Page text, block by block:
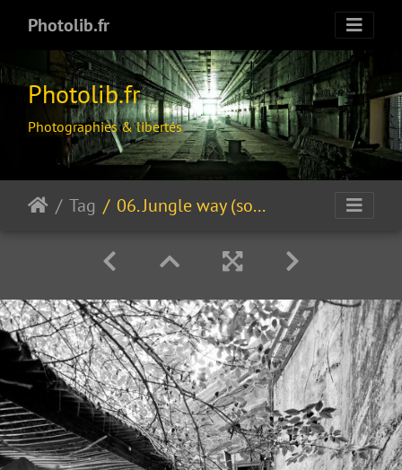
Photolib.fr
Photolib.fr
Photographies & libertés
Tag 06. Jungle way (soft version)